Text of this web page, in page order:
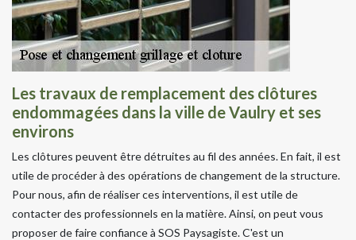
Les travaux de remplacement des clôtures
endommagées dans la ville de Vaulry et ses
environs
Les clôtures peuvent être détruites au fil des années. En fait, il est
utile de procéder à des opérations de changement de la structure.
Pour nous, afin de réaliser ces interventions, il est utile de
contacter des professionnels en la matière. Ainsi, on peut vous
proposer de faire confiance à SOS Paysagiste. C'est un